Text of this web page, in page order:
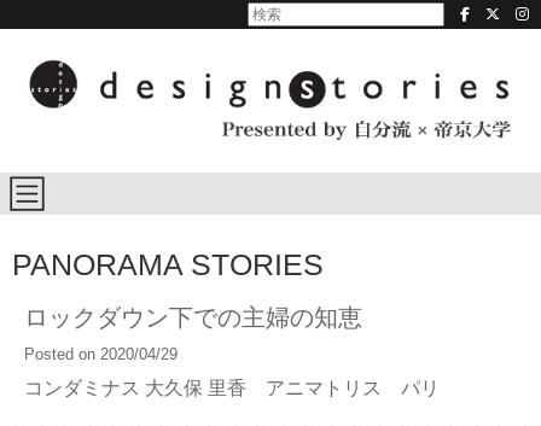
PANORAMA STORIES
ロックダウン下での主婦の知恵
Posted on 2020/04/29
コンダミナス 大久保 里香 アニマトリス パリ